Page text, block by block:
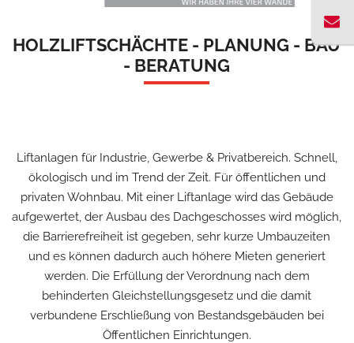
HOLZLIFTSCHÄCHTE - PLANUNG - BAU
- BERATUNG
Liftanlagen für Industrie, Gewerbe & Privatbereich. Schnell,
ökologisch und im Trend der Zeit. Für öffentlichen und
privaten Wohnbau. Mit einer Liftanlage wird das Gebäude
aufgewertet, der Ausbau des Dachgeschosses wird möglich,
die Barrierefreiheit ist gegeben, sehr kurze Umbauzeiten
und es können dadurch auch höhere Mieten generiert
werden. Die Erfüllung der Verordnung nach dem
behinderten Gleichstellungsgesetz und die damit
verbundene Erschließung von Bestandsgebäuden bei
Öffentlichen Einrichtungen.